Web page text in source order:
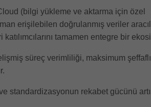
(bilgi yükleme ve aktarma için özel
erişilebilen doğrulanmış veriler
tamamen entegre bir
süreç verimliliği, maksimum
standardizasyonun rekabet gücünü